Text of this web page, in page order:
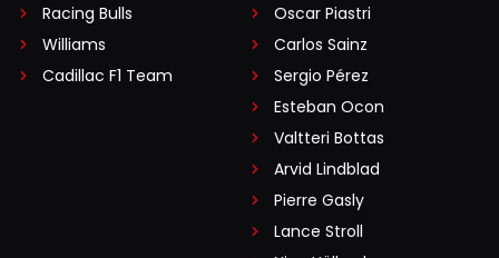
Racing Bulls
Williams
Cadillac F1 Team
Oscar Piastri
Carlos Sainz
Sergio Pérez
Esteban Ocon
Valtteri Bottas
Arvid Lindblad
Pierre Gasly
Lance Stroll